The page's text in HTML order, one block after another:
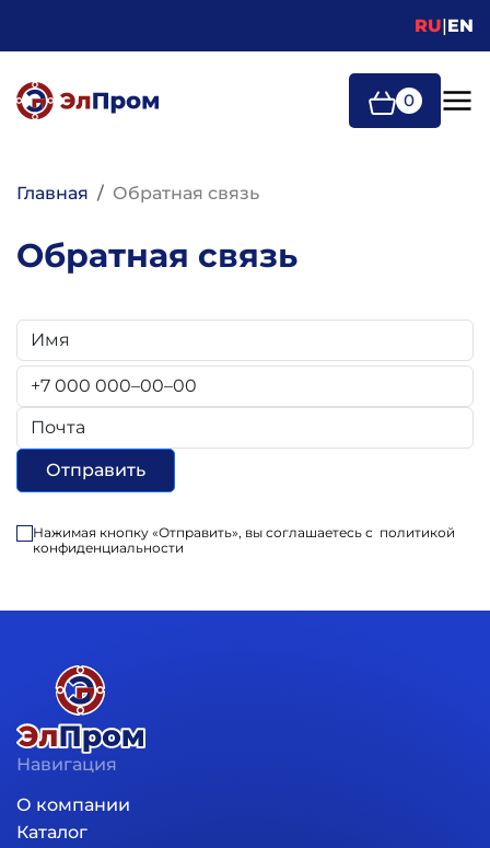
RU|EN
0
Строка навигации
Главная Обратная связь
Обратная связь
Отправить
Нажимая кнопку «Отправить», вы соглашаетесь с политикой
конфиденциальности
Навигация
Основная навигация
О компании
Каталог